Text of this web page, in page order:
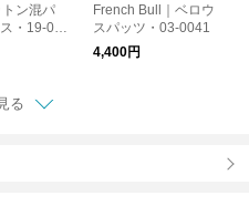
ン混パ
・19-00
French Bull｜ベロウ
スパッツ・03-0041
4,400円
る